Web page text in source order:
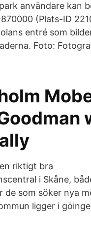
användare kan
(Plats-ID
entré som
Foto:
riktigt bra
i Skåne,
de som söker nya
ligger i